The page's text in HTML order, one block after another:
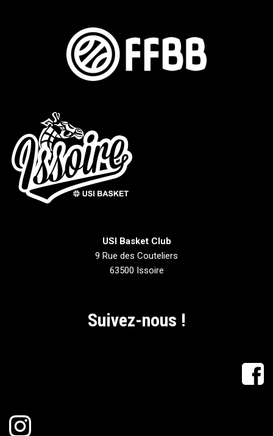
USI Basket Club
9 Rue des Couteliers
63500 Issoire
Suivez-nous !